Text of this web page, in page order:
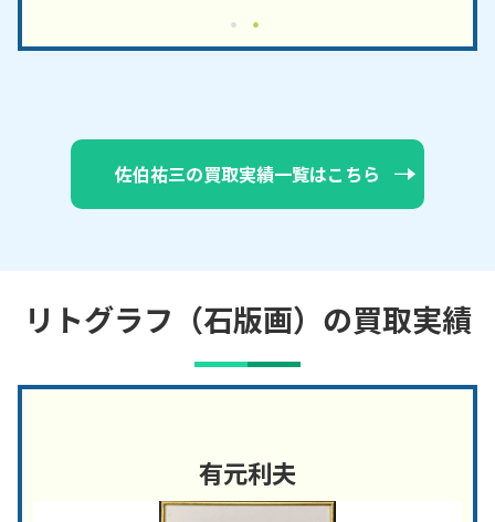
佐伯祐三の買取実績一覧はこちら
リトグラフ（石版画）の買取実績
有元利夫